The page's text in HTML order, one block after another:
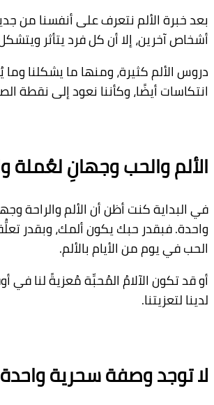
بعد خبرة الألم نتعرف على أنفسنا من
أشخاص آخرين، إلا أن كل فرد يتأثر
دروس الألم كثيرة، ومنها ما يشكلنا
انتكاسات أيضًا، وكأننا نعود إلى نقطة
الألم والحب وجهانِ لعُملة
في البداية كنت أظن أن الألم والراحة
واحدة. فبقدر حبك يكون ألمك، وبقدر
الحب في يوم من الأيام بالألم.
أو قد تكون الآلامُ المُحبِّة مُعزيةً لنا في
لدينا لتعزيتنا.
لا توجد وصفة سحرية